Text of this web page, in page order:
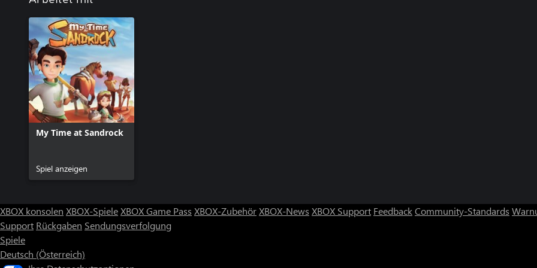
My Time at Sandrock
Spiel anzeigen
XBOX konsolen XBOX-SpieleXBOX Game Pass XBOX-ZubehörXBOX-News XBOX Support FeedbackCommunity-Standards
Support Rückgaben Sendungsverfolgung
Spiele
Deutsch (Österreich)